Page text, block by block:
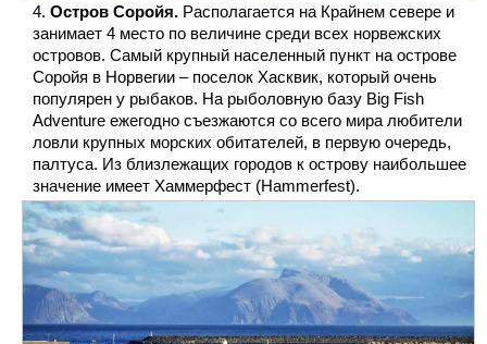
Остров Соройя. Располагается на Крайнем севере и
занимает 4 место по величине среди всех норвежских
островов. Самый крупный населенный пункт на острове
Соройя в Норвегии – поселок Хасквик, который очень
популярен у рыбаков. На рыболовную базу Big Fish
Adventure ежегодно съезжаются со всего мира любители
ловли крупных морских обитателей, в первую очередь,
палтуса. Из близлежащих городов к острову наибольшее
значение имеет Хаммерфест (Hammerfest).